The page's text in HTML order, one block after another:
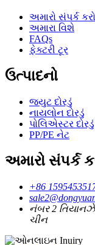
અમારો સંપર્ક કરો
અમારા વિશે
FAQs
ફેક્ટરી ટૂર
ઉત્પાદનો
જ્યુટ દોરડું
નાયલોન દોરડું
પોલિએસ્ટર દોરડું
PP/PE નેટ
અમારો સંપર્ક
+86
નંબર 2
ચીન